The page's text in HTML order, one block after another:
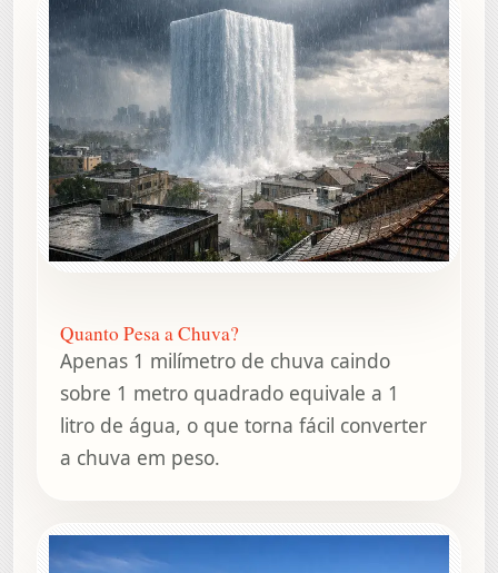
Quanto Pesa a Chuva?
Apenas 1 milímetro de chuva caindo
sobre 1 metro quadrado equivale a 1
litro de água, o que torna fácil converter
a chuva em peso.